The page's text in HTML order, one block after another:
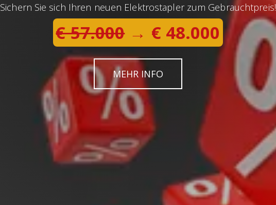
Sichern Sie sich Ihren neuen Elektrostapler zum Gebrauchtpreis!
€ 57.000→ € 48.000
MEHR INFO